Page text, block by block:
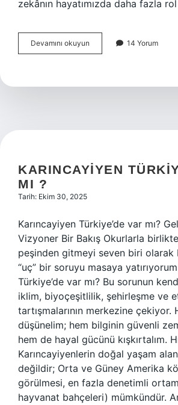
zekânın hayatımızda daha fazla
Devamını okuyun
fakir
?
14 Yorum
KARINCAYIYEN
MI ?
Tarih: Ekim 30, 2025
Karıncayiyen Türkiye’de var mı?
Vizyoner Bir Bakış Okurlarla
peşinden gitmeyi seven biri olarak
“uç” bir soruyu masaya
Türkiye’de var mı? Bu sorunun
iklim, biyoçeşitlilik, şehirleşme ve
tartışmalarının merkezine
düşünelim; hem bilginin güvenli
hem de hayal gücünü kışkırtalım.
Karıncayiyenlerin doğal yaşam
değildir; Orta ve Güney Amerika
görülmesi, en fazla denetimli
hayvanat bahçeleri) mümkündür.